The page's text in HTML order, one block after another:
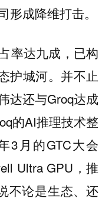
形成降维打击。
率达九成，已构
护城河。并不止
达还与Groq达成
的AI推理技术整
3月的GTC大会
Ultra GPU，推
不论是生态、还